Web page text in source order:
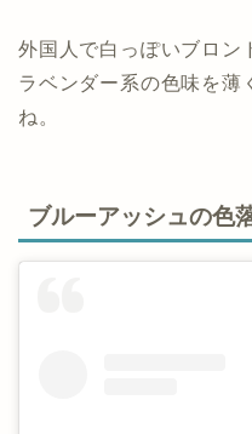
外国人で白っぽいブロン
ラベンダー系の色味を薄
ね。
ブルーアッシュの色